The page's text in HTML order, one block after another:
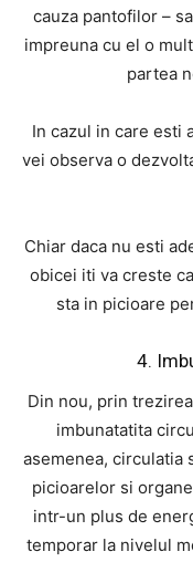
cauza pantofilor –
impreuna cu el o
partea
In cazul in care esti
vei observa o
Chiar daca nu esti
obicei iti va creste
sta in picioare
4.
Din nou, prin
imbunatatita
asemenea, circulatia
picioarelor si
intr-un plus de
temporar la nivelul